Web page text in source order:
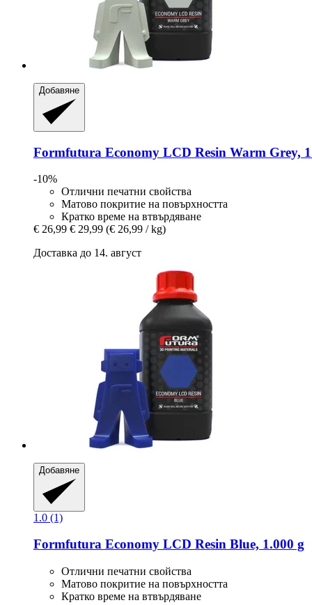
Добавяне
Formfutura Economy LCD Resin Warm Grey,
-10%
Отлични печатни свойства
Матово покритие на повърхността
Кратко време на втвърдяване
€ 26,99 € 29,99 (€ 26,99 / kg)
Доставка до 14. август
Добавяне
1.0 (1)
Formfutura Economy LCD Resin Blue, 1.000 g
Отлични печатни свойства
Матово покритие на повърхността
Кратко време на втвърдяване